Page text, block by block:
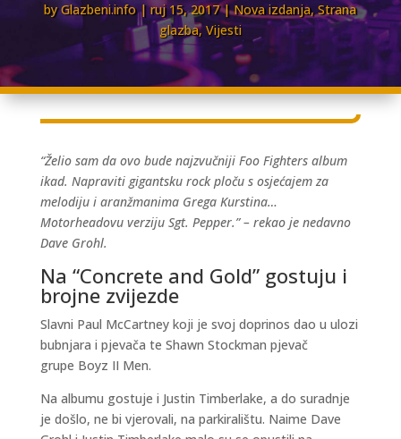
byGlazbeni.info ruj 15, 2017 Nova izdanja,Strana
glazba,Vijesti
“Želio sam da ovo bude najzvučniji Foo Fighters album
ikad. Napraviti gigantsku rock ploču s osjećajem za
melodiju i aranžmanima Grega Kurstina…
Motorheadovu verziju Sgt. Pepper.” – rekao je nedavno
Dave Grohl.
Na “Concrete and Gold” gostuju i
brojne zvijezde
Slavni Paul McCartney koji je svoj doprinos dao u ulozi
bubnjara i pjevača te Shawn Stockman pjevač
grupe Boyz II Men.
Na albumu gostuje i Justin Timberlake, a do suradnje
je došlo, ne bi vjerovali, na parkiralištu. Naime Dave